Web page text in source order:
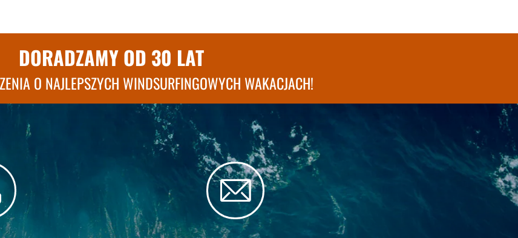
DORADZAMY OD 30 LAT
O NAJLEPSZYCH WINDSURFINGOWYCH WAKACJACH!